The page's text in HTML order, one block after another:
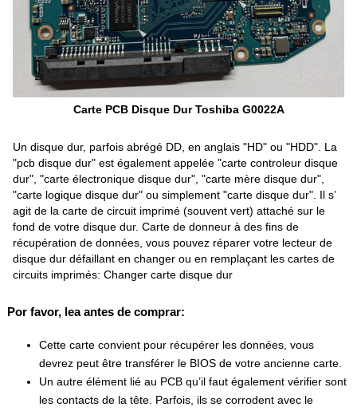
Carte PCB Disque Dur Toshiba G0022A
Un disque dur, parfois abrégé DD, en anglais "HD" ou "HDD". La
"pcb disque dur" est également appelée "carte controleur disque
dur", "carte électronique disque dur", "carte mère disque dur",
"carte logique disque dur" ou simplement "carte disque dur". Il s’
agit de la carte de circuit imprimé (souvent vert) attaché sur le
fond de votre disque dur. Carte de donneur à des fins de
récupération de données, vous pouvez réparer votre lecteur de
disque dur défaillant en changer ou en remplaçant les cartes de
circuits imprimés: Changer carte disque dur
Por favor, lea antes de comprar:
Cette carte convient pour récupérer les données, vous
devrez peut être transférer le BIOS de votre ancienne carte.
Un autre élément lié au PCB qu’il faut également vérifier sont
les contacts de la tête. Parfois, ils se corrodent avec le